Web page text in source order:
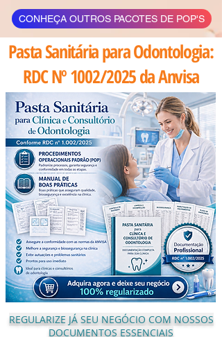
CONHEÇA OUTROS PACOTES DE POP'S
Pasta Sanitária para Odontologia:
RDC Nº 1002/2025 da Anvisa
REGULARIZE JÁ SEU NEGÓCIO COM NOSSOS
DOCUMENTOS ESSENCIAIS